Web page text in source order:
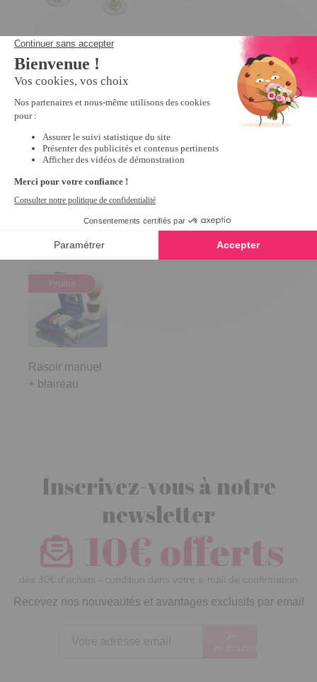
Lot de 20 paires embouts boucle
d'oreilles
4.5/ 5- 41avis
Pince à ongles
4/5-
19,99 €
Derniers articles consultés
Promo
Rasoir manuel
+ blaireau
Inscrivez-vous à notre
newsletter
10€ offerts
dès 30€ d’achats - condition dans votre e-mail de confirmation
Recevez nos nouveautés et avantages exclusifs par email